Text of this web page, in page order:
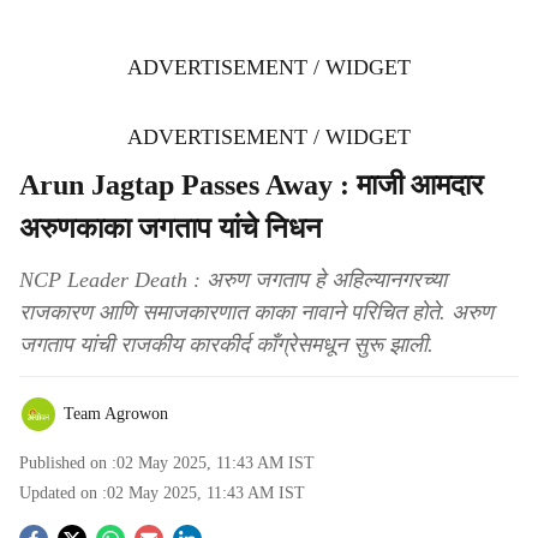
ADVERTISEMENT / WIDGET
ADVERTISEMENT / WIDGET
Arun Jagtap Passes Away : माजी आमदार
अरुणकाका जगताप यांचे निधन
NCP Leader Death : अरुण जगताप हे अहिल्यानगरच्या
राजकारण आणि समाजकारणात काका नावाने परिचित होते. अरुण
जगताप यांची राजकीय कारकीर्द काँग्रेसमधून सुरू झाली.
Team Agrowon
Published on :02 May 2025, 11:43 AM IST
Updated on :02 May 2025, 11:43 AM IST